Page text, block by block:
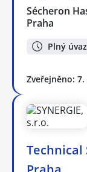
Sécheron
Praha
Plný
Zveřejněno:
Technical